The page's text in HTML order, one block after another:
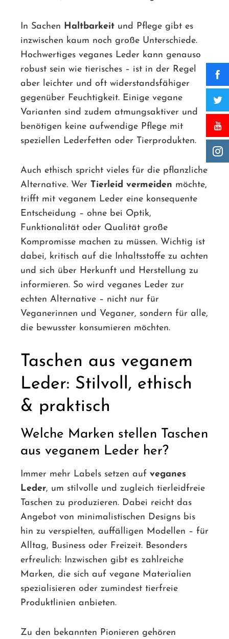
In Sachen Haltbarkeit und Pflege gibt es
inzwischen kaum noch große Unterschiede.
Hochwertiges veganes Leder kann genauso
robust sein wie tierisches – ist in der Regel
aber leichter und oft widerstandsfähiger
gegenüber Feuchtigkeit. Einige vegane
Varianten sind zudem atmungsaktiver und
benötigen keine aufwendige Pflege mit
speziellen Lederfetten oder Tierprodukten.
Auch ethisch spricht vieles für die pflanzliche
Alternative. Wer Tierleid vermeiden möchte,
trifft mit veganem Leder eine konsequente
Entscheidung – ohne bei Optik,
Funktionalität oder Qualität große
Kompromisse machen zu müssen. Wichtig ist
dabei, kritisch auf die Inhaltsstoffe zu achten
und sich über Herkunft und Herstellung zu
informieren. So wird veganes Leder zur
echten Alternative – nicht nur für
Veganerinnen und Veganer, sondern für alle,
die bewusster konsumieren möchten.
Taschen aus veganem
Leder: Stilvoll, ethisch
& praktisch
Welche Marken stellen Taschen
aus veganem Leder her?
Immer mehr Labels setzen auf veganes
Leder, um stilvolle und zugleich tierleidfreie
Taschen zu produzieren. Dabei reicht das
Angebot von minimalistischen Designs bis
hin zu verspielten, auffälligen Modellen – für
Alltag, Business oder Freizeit. Besonders
erfreulich: Inzwischen gibt es zahlreiche
Marken, die sich auf vegane Materialien
spezialisieren oder zumindest tierfreie
Produktlinien anbieten.
Zu den bekannten Pionieren gehören